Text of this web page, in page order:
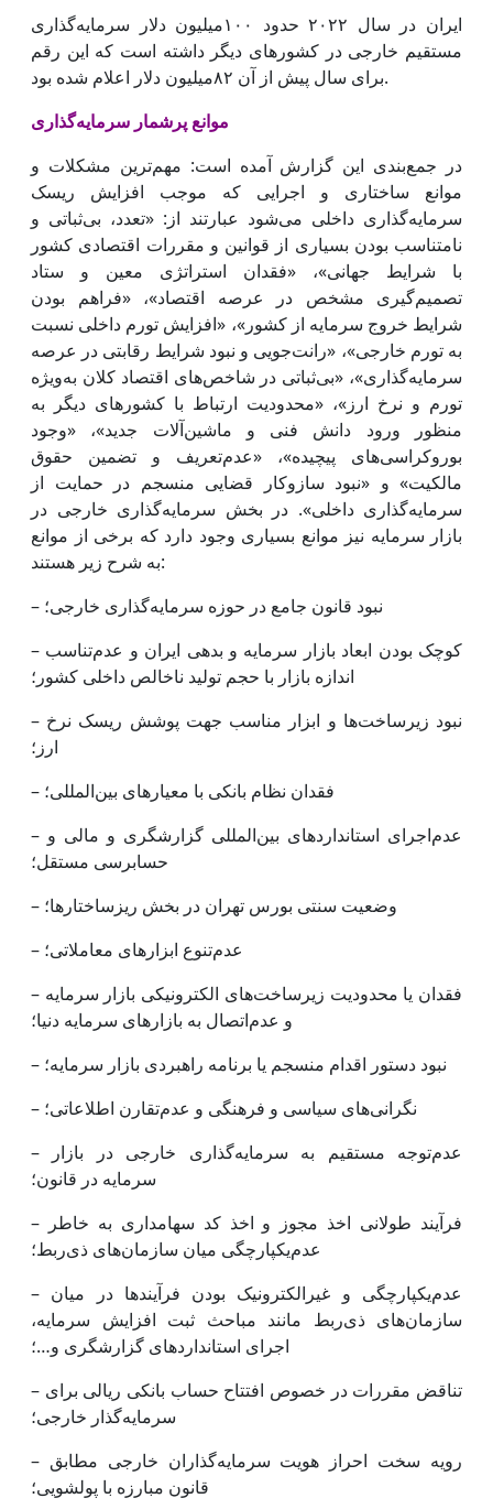
ایران در سال ۲۰۲۲ حدود ۱۰۰میلیون دلار سرمایه‌گذاری
مستقیم خارجی در کشورهای دیگر داشته است که این رقم
برای سال پیش از آن ۸۲میلیون دلار اعلام شده بود.
موانع پرشمار سرمایه‌گذاری
در جمع‌بندی این گزارش آمده است: مهم‌ترین مشکلات و
موانع ساختاری و اجرایی که موجب افزایش ریسک
سرمایه‌گذاری داخلی می‌شود عبارتند از: «تعدد، بی‌ثباتی و
نامتناسب بودن بسیاری از قوانین و مقررات اقتصادی کشور
با شرایط جهانی»، «فقدان استراتژی معین و ستاد
تصمیم‌گیری مشخص در عرصه اقتصاد»، «فراهم بودن
شرایط خروج سرمایه از کشور»، «افزایش تورم داخلی نسبت
به تورم خارجی»، «رانت‌جویی و نبود شرایط رقابتی در عرصه
سرمایه‌گذاری»، «بی‌ثباتی در شاخص‌های اقتصاد کلان به‌ویژه
تورم و نرخ ارز»، «محدودیت ارتباط با کشورهای دیگر به
منظور ورود دانش فنی و ماشین‌آلات جدید»، «وجود
بوروکراسی‌های پیچیده»، «عدم‌تعریف و تضمین حقوق
مالکیت» و «نبود سازوکار قضایی منسجم در حمایت از
سرمایه‌گذاری داخلی». در بخش سرمایه‌گذاری خارجی در
بازار سرمایه نیز موانع بسیاری وجود دارد که برخی از موانع
به شرح زیر هستند:
– نبود قانون جامع در حوزه سرمایه‌گذاری خارجی؛
– کوچک بودن ابعاد بازار سرمایه و بدهی ایران و عدم‌تناسب
اندازه بازار با حجم تولید ناخالص داخلی کشور؛
– نبود زیرساخت‌‌‌ها و ابزار مناسب جهت پوشش ریسک نرخ
ارز؛
– فقدان نظام بانکی با معیارهای بین‌المللی؛
– عدم‌اجرای استانداردهای بین‌المللی گزارشگری و مالی و
حسابرسی مستقل؛
– وضعیت سنتی بورس تهران در بخش ریزساختارها؛
– عدم‌تنوع ابزارهای معاملاتی؛
– فقدان یا محدودیت زیرساخت‌‌‌های الکترونیکی بازار سرمایه
و عدم‌اتصال به بازارهای سرمایه دنیا؛
– نبود دستور اقدام منسجم یا برنامه راهبردی بازار سرمایه؛
– نگرانی‌های سیاسی و فرهنگی و عدم‌تقارن اطلاعاتی؛
– عدم‌توجه مستقیم به سرمایه‌گذاری خارجی در بازار
سرمایه در قانون؛
– فرآیند طولانی اخذ مجوز و اخذ کد سهامداری به خاطر
عدم‌یکپارچگی میان سازمان‌های ذی‌ربط؛
– عدم‌یکپارچگی و غیر‌الکترونیک بودن فرآیندها در میان
سازمان‌های ذی‌ربط مانند مباحث ثبت افزایش سرمایه،
اجرای استانداردهای گزارشگری و…؛
– تناقض مقررات در خصوص افتتاح حساب بانکی ریالی برای
سرمایه‌‌‌‌گذار خارجی؛
– رویه سخت احراز هویت سرمایه‌گذاران خارجی مطابق
قانون مبارزه با پولشویی؛